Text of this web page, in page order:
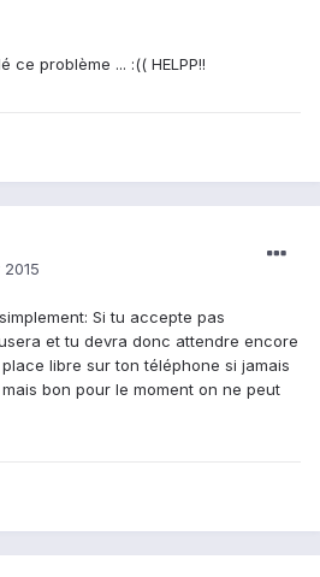
problème ... :(( HELPP!!
Si tu accepte pas
et tu devra donc attendre encore
libre sur ton téléphone si jamais
bon pour le moment on ne peut